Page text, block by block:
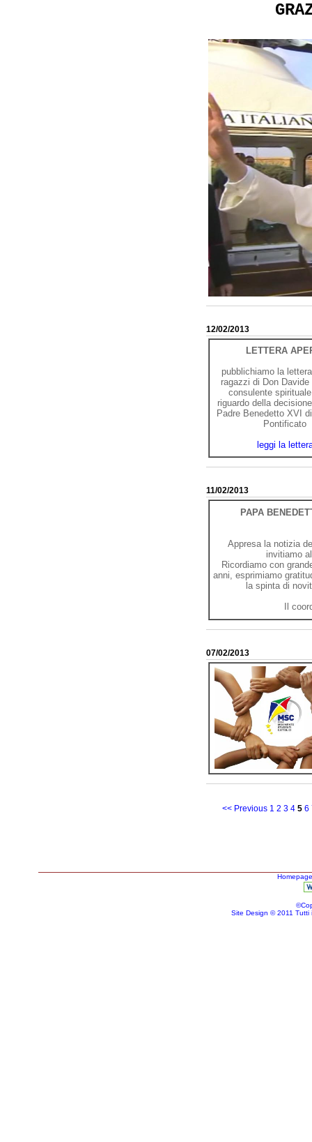
12/02/2013
LETTERA
pubblichiamo la
ragazzi di Don
consulente
riguardo della
Padre Benedetto XVI
Pontificato
leggi la
11/02/2013
PAPA
Appresa la notizia
invitiamo
Ricordiamo con
anni, esprimiamo
la spinta di
Il
07/02/2013
<< Previous 1 2 3 4 5 6
Homepage
Site Design © 2011 Tutti